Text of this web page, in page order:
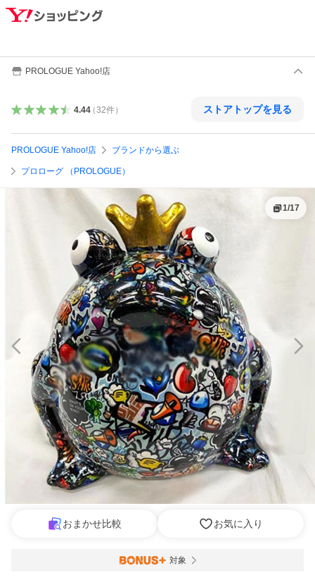
PROLOGUE Yahoo!店
4.44（32件） ストアトップを見る
PROLOGUE Yahoo!店 ブランドから選ぶ
プロローグ （PROLOGUE）
1/17
おまかせ比較 お気に入り
対象